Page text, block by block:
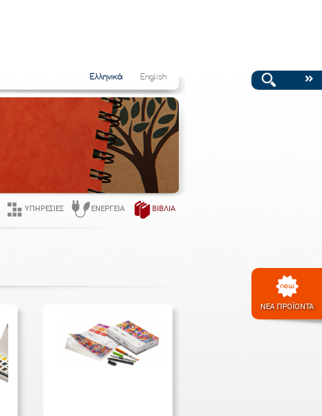
ΝΕΑ ΠΡΟΪΟΝΤΑ
Ελληνικά English
ΥΠΗΡΕΣΊΕΣ ΕΝΈΡΓΕΙΑ ΒΙΒΛΊΑ